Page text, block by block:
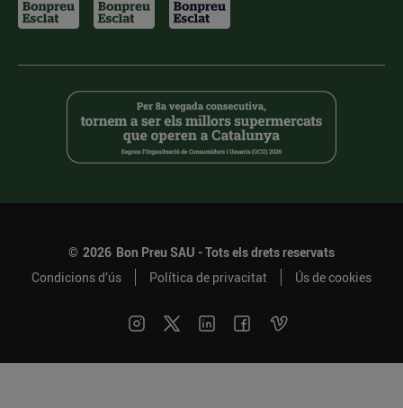
© 2026 Bon Preu SAU - Tots els drets reservats
Condicions d’ús
Política de privacitat Ús de cookies